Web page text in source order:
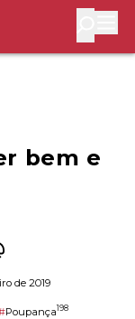
bem e
de 2019
Poupança198